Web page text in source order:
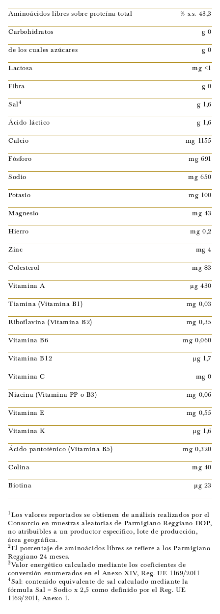
Aminoácidos libres sobre proteína total
% s.s. 43,3
Carbohidratos
g 0
de los cuales azúcares
g 0
Lactosa
mg <1
Fibra
g 0
Sal4
g 1,6
Ácido láctico
g 1,6
Calcio
mg 1155
Fósforo
mg 691
Sodio
mg 650
Potasio
mg 100
Magnesio
mg 43
Hierro
mg 0,2
Zinc
mg 4
Colesterol
mg 83
Vitamina A
µg 430
Tiamina (Vitamina B1)
mg 0,03
Riboflavina (Vitamina B2)
mg 0,35
Vitamina B6
mg 0,060
Vitamina B12
µg 1,7
Vitamina C
mg 0
Niacina (Vitamina PP o B3)
mg 0,06
Vitamina E
mg 0,55
Vitamina K
µg 1,6
Ácido pantoténico (Vitamina B5)
mg 0,320
Colina
mg 40
Biotina
µg 23
1 Los valores reportados se obtienen de análisis realizados por el
Consorcio en muestras aleatorias de Parmigiano Reggiano DOP,
no atribuibles a un productor específico, lote de producción,
área geográfica.
2El porcentaje de aminoácidos libres se refiere a los Parmigiano
Reggiano 24 meses.
3Valor energético calculado mediante los coeficientes de
conversión enumerados en el Anexo XIV, Reg. UE 1169/2011
4Sal: contenido equivalente de sal calculado mediante la
fórmula Sal = Sodio x 2,5 como definido por el Reg. UE
1169/2011, Anexo 1.